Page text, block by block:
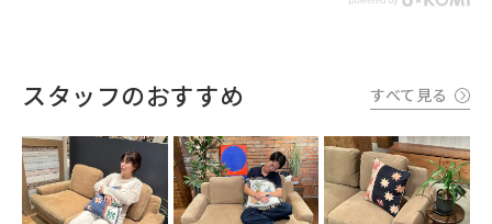
スタッフのおすすめ すべて見る